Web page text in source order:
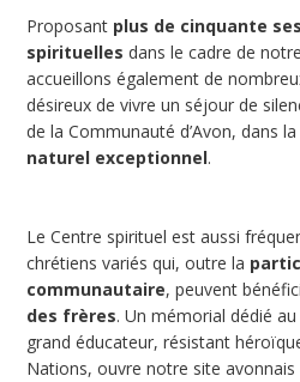
Proposant plus de cinquante
spirituelles dans le cadre de
accueillons également de
désireux de vivre un séjour de
de la Communauté d’Avon, dans
naturel exceptionnel.
Le Centre spirituel est aussi
chrétiens variés qui, outre la
communautaire, peuvent
des frères. Un mémorial dédié au
grand éducateur, résistant
Nations, ouvre notre site avonnais